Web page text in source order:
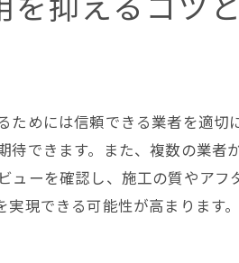
で知っておきたい東京都北区の
の施工実績に注目する理由
者の選び方
すべき重要事項
フターサービスの比較
めには信頼できる業者を適
できます。また、複数の業
ーを確認し、施工の質やア
現できる可能性が高まります。